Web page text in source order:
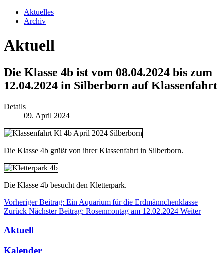
Aktuelles
Archiv
Aktuell
Die Klasse 4b ist vom 08.04.2024 bis zum
12.04.2024 in Silberborn auf Klassenfahrt
Details
09. April 2024
Die Klasse 4b grüßt von ihrer Klassenfahrt in Silberborn.
Die Klasse 4b besucht den Kletterpark.
Vorheriger Beitrag: Ein Aquarium für die Erdmännchenklasse
Zurück Nächster Beitrag: Rosenmontag am 12.02.2024 Weiter
Aktuell
Kalender